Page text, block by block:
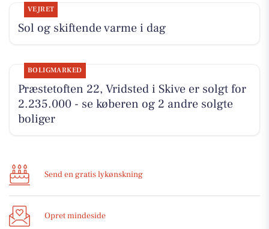
VEJRET
Sol og skiftende varme i dag
BOLIGMARKED
Præstetoften 22, Vridsted i Skive er solgt for
2.235.000 - se køberen og 2 andre solgte
boliger
Send en gratis lykønskning
Opret mindeside